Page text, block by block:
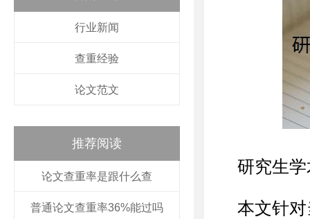
行业新闻
查重经验
论文范文
推荐阅读
论文查重率是跟什么查
普通论文查重率36%能过吗
研究生
本文针